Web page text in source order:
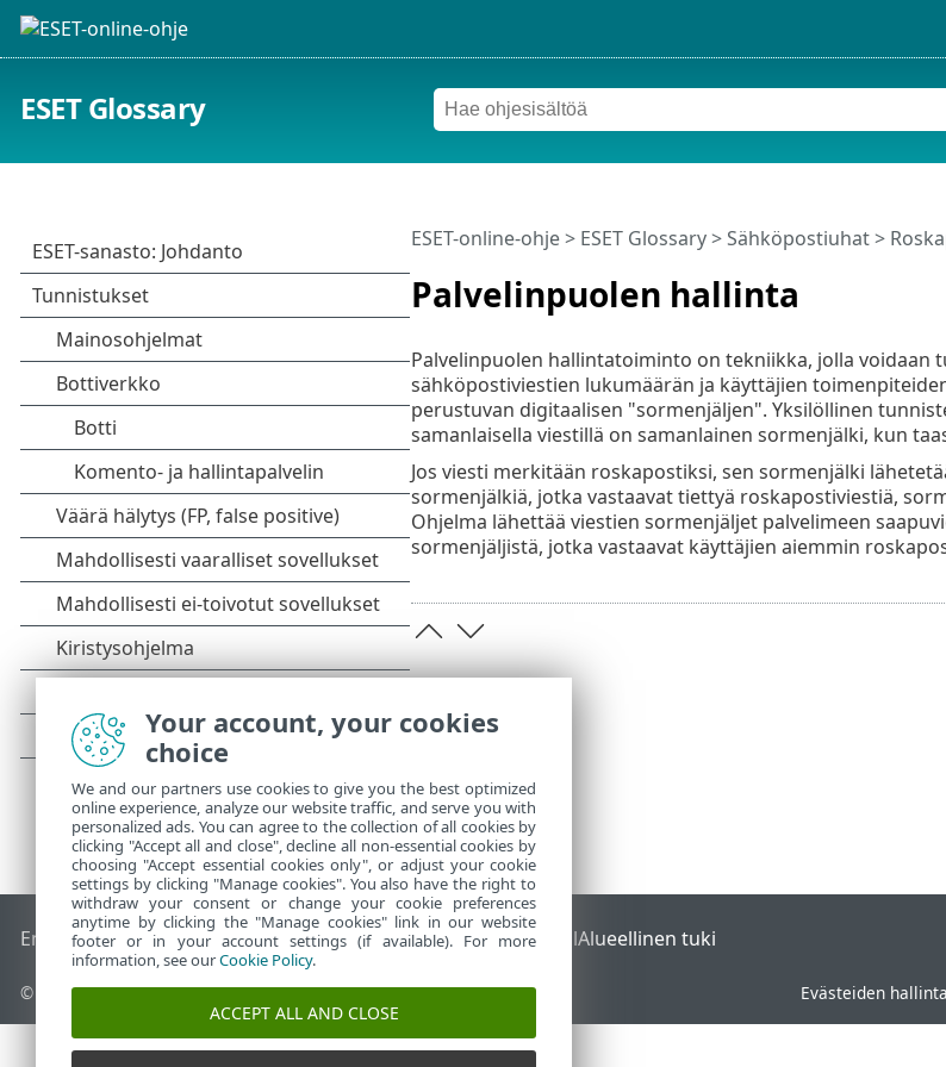
ESET Glossary
Palvelinpuolen hallinta
ESET-online-ohje> ESET Glossary>Sähköpostiuhat>
Palvelinpuolen hallintatoiminto on tekniikka, jolla
sähköpostiviestien lukumäärän ja käyttäjien
perustuvan digitaalisen "sormenjäljen". Yksilöllinen
samanlaisella viestillä on samanlainen sormenjälki, kun
Jos viesti merkitään roskapostiksi, sen sormenjälki
sormenjälkiä, jotka vastaavat tiettyä roskapostiviestiä,
Ohjelma lähettää viestien sormenjäljet palvelimeen
sormenjäljistä, jotka vastaavat käyttäjien aiemmin
End of Life ESET-tietämyskantaESET-foorumiESET Status PortalAlueellinen tuki
© 1992 - 2026 ESET, spol. s r.o. – Kaikki oikeudet pidätetään. Evästeiden hallinta
Your account, your cookies
choice
We and our partners use cookies to give you the best optimized
online experience, analyze our website traffic, and serve you with
personalized ads. You can agree to the collection of all cookies by
clicking "Accept all and close", decline all non-essential cookies by
choosing "Accept essential cookies only", or adjust your cookie
settings by clicking "Manage cookies". You also have the right to
withdraw your consent or change your cookie preferences
anytime by clicking the "Manage cookies" link in our website
footer or in your account settings (if available). For more
information, see ourCookie Policy.
ACCEPT ALL AND CLOSE